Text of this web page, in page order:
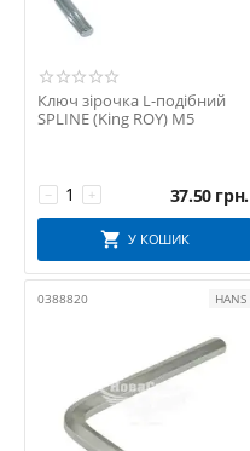
Ключ зірочка L-подібний
SPLINE (King ROY) М5
+
− 37.50 грн.
У КОШИК
0388820 HANS